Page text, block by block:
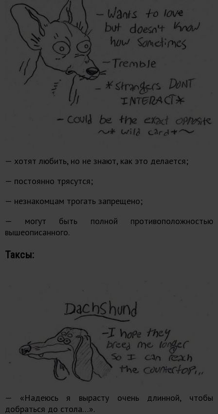
— хотят любить, но не знают, как это делается;
— постоянно трясутся;
— незнакомцам трогать запрещено;
— могут быть полной противоположностью
вышеописанного.
Таксы:
— «Надеюсь я вырасту очень длинной, чтобы
добраться до стола…».